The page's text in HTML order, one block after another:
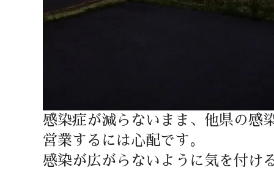
感染症が減らないまま、他県の感
営業するには心配です。
感染が広がらないように気を付け